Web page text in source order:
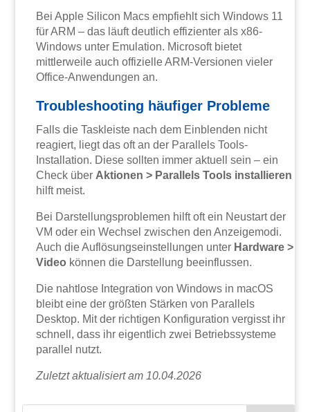
Bei Apple Silicon Macs empfiehlt sich Windows 11
für ARM – das läuft deutlich effizienter als x86-
Windows unter Emulation. Microsoft bietet
mittlerweile auch offizielle ARM-Versionen vieler
Office-Anwendungen an.
Troubleshooting häufiger Probleme
Falls die Taskleiste nach dem Einblenden nicht
reagiert, liegt das oft an der Parallels Tools-
Installation. Diese sollten immer aktuell sein – ein
Check über Aktionen > Parallels Tools installieren
hilft meist.
Bei Darstellungsproblemen hilft oft ein Neustart der
VM oder ein Wechsel zwischen den Anzeigemodi.
Auch die Auflösungseinstellungen unter Hardware >
Video können die Darstellung beeinflussen.
Die nahtlose Integration von Windows in macOS
bleibt eine der größten Stärken von Parallels
Desktop. Mit der richtigen Konfiguration vergisst ihr
schnell, dass ihr eigentlich zwei Betriebssysteme
parallel nutzt.
Zuletzt aktualisiert am 10.04.2026